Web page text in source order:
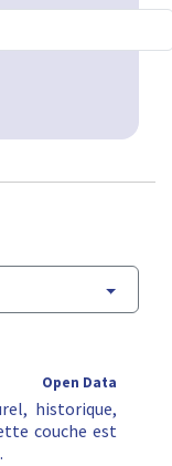
Open Data
historique,
couche est